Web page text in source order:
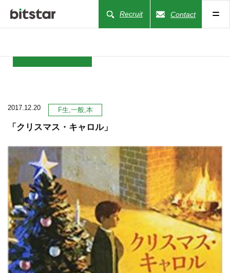
Recruit Contact
COMPANY
BUSINESS
WORKS
ACTION
RECRUIT
STAFF BLOG
2017.12.20 F生 一般 本
「クリスマス・キャロル」